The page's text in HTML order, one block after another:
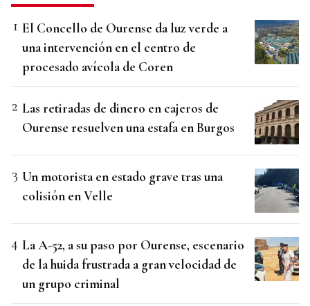
El Concello de Ourense da luz verde a
una intervención en el centro de
procesado avícola de Coren
Las retiradas de dinero en cajeros de
Ourense resuelven una estafa en Burgos
Un motorista en estado grave tras una
colisión en Velle
La A-52, a su paso por Ourense, escenario
de la huida frustrada a gran velocidad de
un grupo criminal